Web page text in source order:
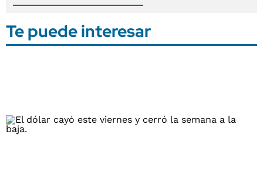
Te puede interesar